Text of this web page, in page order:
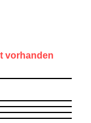
vorhanden